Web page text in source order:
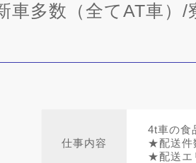
車多数（全てAT車）
仕事内容
4t車の食
★配送件
★配送エ